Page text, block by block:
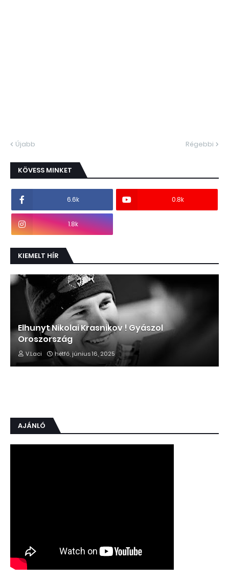
Újabb Régebbi
KÖVESS MINKET
6.6k 0.8k
1.8k
KIEMELT HÍR
Elhunyt Nikolai Krasnikov ! Gyászol
Oroszország
V.Laci hétfő, június 16, 2025
AJÁNLÓ